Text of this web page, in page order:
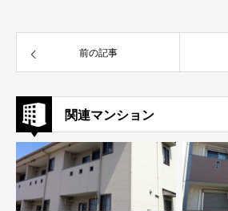
前の記事
関連マンション